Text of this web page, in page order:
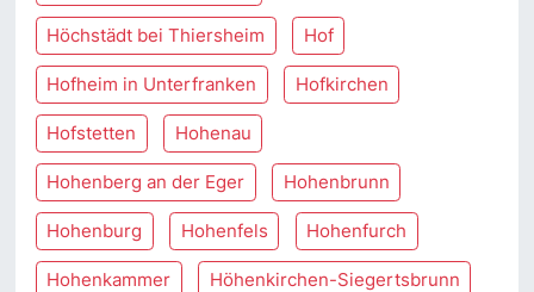
Höchstädt bei Thiersheim Hof
Hofheim in Unterfranken Hofkirchen
Hofstetten Hohenau
Hohenberg an der Eger Hohenbrunn
Hohenburg Hohenfels Hohenfurch
Hohenkammer Höhenkirchen-Siegertsbrunn